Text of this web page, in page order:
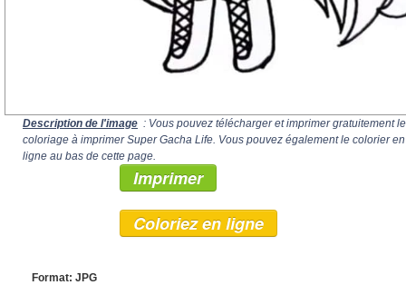
Description de l'image : Vous pouvez télécharger et imprimer gratuitement le
coloriage à imprimer Super Gacha Life. Vous pouvez également le colorier en
ligne au bas de cette page.
Imprimer
Coloriez en ligne
Format: JPG